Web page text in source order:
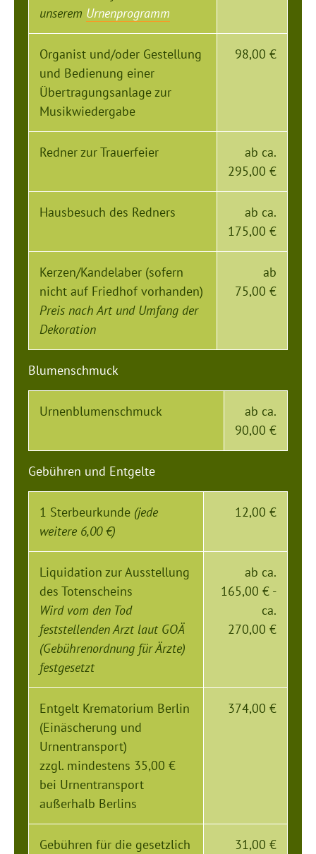
unserem Urnenprogramm
Organist und/oder Gestellung
und Bedienung einer
Übertragungsanlage zur
Musikwiedergabe
98,00 €
Redner zur Trauerfeier
ab ca.
295,00 €
Hausbesuch des Redners
ab ca.
175,00 €
Kerzen/Kandelaber (sofern
nicht auf Friedhof vorhanden)
Preis nach Art und Umfang der
Dekoration
ab
75,00 €
Blumenschmuck
Urnenblumenschmuck
ab ca.
90,00 €
Gebühren und Entgelte
1 Sterbeurkunde (jede
weitere 6,00 €)
12,00 €
Liquidation zur Ausstellung
des Totenscheins
Wird vom den Tod
feststellenden Arzt laut GOÄ
(Gebührenordnung für Ärzte)
festgesetzt
ab ca.
165,00 € -
ca.
270,00 €
Entgelt Krematorium Berlin
(Einäscherung und
Urnentransport)
zzgl. mindestens 35,00 €
bei Urnentransport
außerhalb Berlins
374,00 €
Gebühren für die gesetzlich 31,00 €